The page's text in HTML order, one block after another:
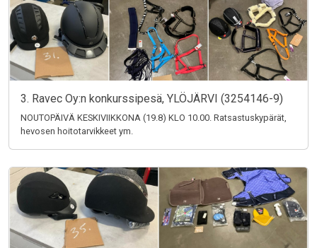
3. Ravec Oy:n konkurssipesä, YLÖJÄRVI (3254146-9)
NOUTOPÄIVÄ KESKIVIIKKONA (19.8) KLO 10.00. Ratsastuskypärät,
hevosen hoitotarvikkeet ym.